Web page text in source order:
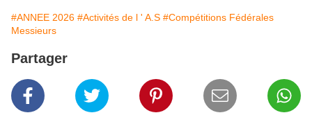
#ANNEE 2026 #Activités de l ' A.S #Compétitions Fédérales
Messieurs
Partager